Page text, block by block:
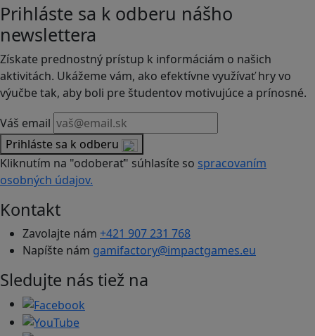
Prihláste sa k odberu nášho
newslettera
Získate prednostný prístup k informáciám o našich
aktivitách. Ukážeme vám, ako efektívne využívať hry vo
výučbe tak, aby boli pre študentov motivujúce a prínosné.
Váš email
Prihláste sa k odberu
Kliknutím na "odoberať" súhlasíte so spracovaním
osobných údajov.
Kontakt
Zavolajte nám +421 907 231 768
Napíšte nám gamifactory@impactgames.eu
Sledujte nás tiež na